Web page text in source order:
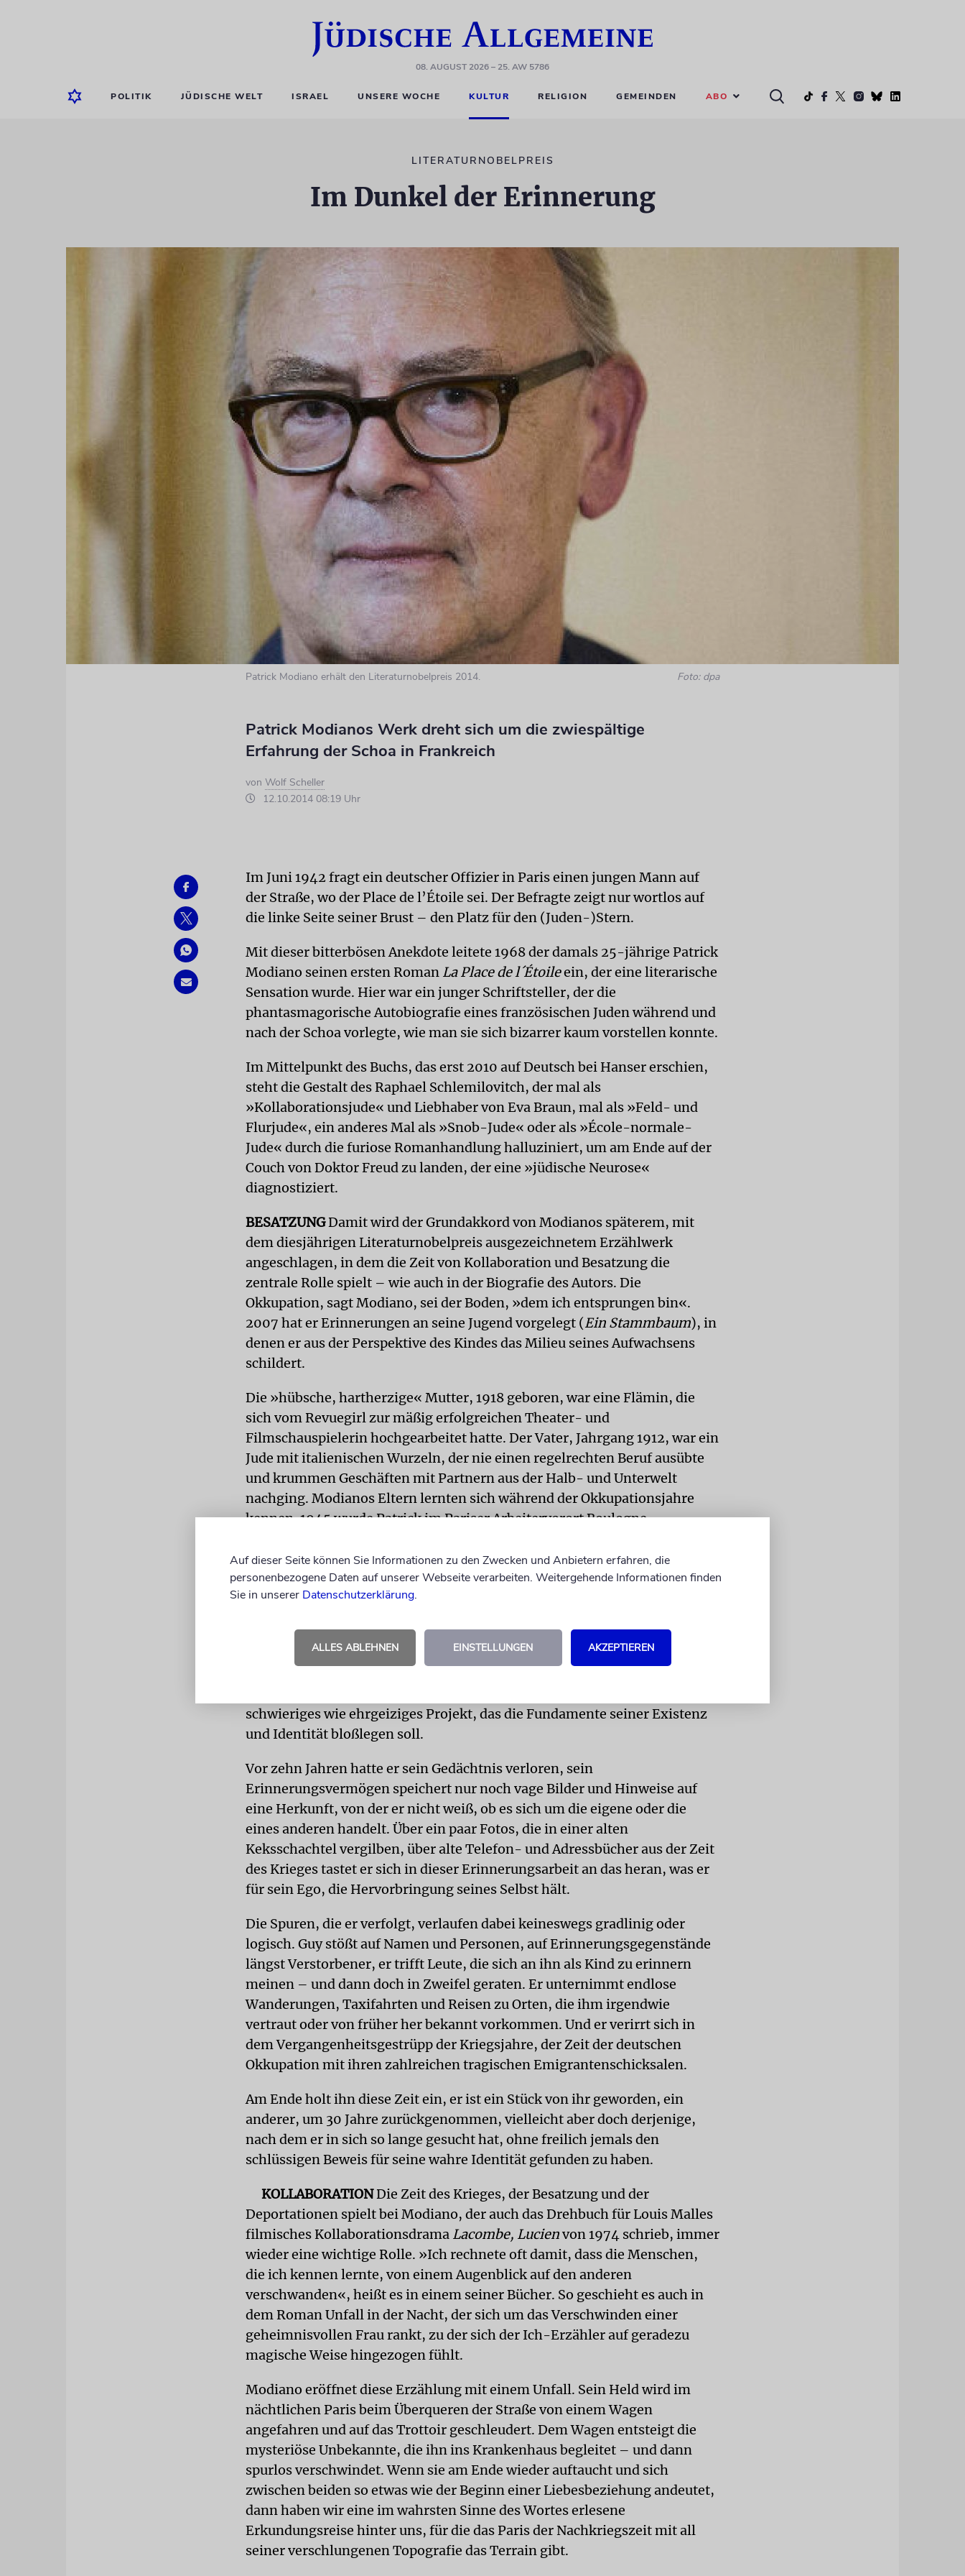
08. AUGUST 2026– 25. AW 5786
POLITIK JÜDISCHE WELT ISRAEL UNSERE WOCHE KULTUR RELIGION GEMEINDEN ABO
LITERATURNOBELPREIS
Im Dunkel der Erinnerung
Patrick Modiano erhält den Literaturnobelpreis 2014. Foto: dpa
Patrick Modianos Werk dreht sich um die zwiespältige
Erfahrung der Schoa in Frankreich
von Wolf Scheller
12.10.2014 08:19 Uhr
Im Juni 1942 fragt ein deutscher Offizier in Paris einen jungen Mann auf
der Straße, wo der Place de l’Étoile sei. Der Befragte zeigt nur wortlos auf
die linke Seite seiner Brust – den Platz für den (Juden-)Stern.
Mit dieser bitterbösen Anekdote leitete 1968 der damals 25-jährige Patrick
Modiano seinen ersten Roman La Place de l´Étoileein, der eine literarische
Sensation wurde. Hier war ein junger Schriftsteller, der die
phantasmagorische Autobiografie eines französischen Juden während und
nach der Schoa vorlegte, wie man sie sich bizarrer kaum vorstellen konnte.
Im Mittelpunkt des Buchs, das erst 2010 auf Deutsch bei Hanser erschien,
steht die Gestalt des Raphael Schlemilovitch, der mal als
»Kollaborationsjude« und Liebhaber von Eva Braun, mal als »Feld- und
Flurjude«, ein anderes Mal als »Snob-Jude« oder als »École-normale-
Jude« durch die furiose Romanhandlung halluziniert, um am Ende auf der
Couch von Doktor Freud zu landen, der eine »jüdische Neurose«
diagnostiziert.
BESATZUNGDamit wird der Grundakkord von Modianos späterem, mit
dem diesjährigen Literaturnobelpreis ausgezeichnetem Erzählwerk
angeschlagen, in dem die Zeit von Kollaboration und Besatzung die
zentrale Rolle spielt – wie auch in der Biografie des Autors. Die
Okkupation, sagt Modiano, sei der Boden, »dem ich entsprungen bin«.
2007 hat er Erinnerungen an seine Jugend vorgelegt (Ein Stammbaum), in
denen er aus der Perspektive des Kindes das Milieu seines Aufwachsens
schildert.
Die »hübsche, hartherzige« Mutter, 1918 geboren, war eine Flämin, die
sich vom Revuegirl zur mäßig erfolgreichen Theater- und
Filmschauspielerin hochgearbeitet hatte. Der Vater, Jahrgang 1912, war ein
Jude mit italienischen Wurzeln, der nie einen regelrechten Beruf ausübte
und krummen Geschäften mit Partnern aus der Halb- und Unterwelt
nachging. Modianos Eltern lernten sich während der Okkupationsjahre
kennen. 1945 wurde Patrick im Pariser Arbeitervorort Boulogne-
kümmerten sich so gut wie kaum um den Sohn. Das Kind wechselte von
einem Internat zum nächsten.
1979 schöpft Modiano aus dieser eigenen Biografie. Guy Roland, ein
junger Mann, arbeitet als Assistent in einer Pariser Detektei. Als sein Chef,
schwieriges wie ehrgeiziges Projekt, das die Fundamente seiner Existenz
und Identität bloßlegen soll.
Vor zehn Jahren hatte er sein Gedächtnis verloren, sein
Erinnerungsvermögen speichert nur noch vage Bilder und Hinweise auf
eine Herkunft, von der er nicht weiß, ob es sich um die eigene oder die
eines anderen handelt. Über ein paar Fotos, die in einer alten
Keksschachtel vergilben, über alte Telefon- und Adressbücher aus der Zeit
des Krieges tastet er sich in dieser Erinnerungsarbeit an das heran, was er
für sein Ego, die Hervorbringung seines Selbst hält.
Die Spuren, die er verfolgt, verlaufen dabei keineswegs gradlinig oder
logisch. Guy stößt auf Namen und Personen, auf Erinnerungsgegenstände
längst Verstorbener, er trifft Leute, die sich an ihn als Kind zu erinnern
meinen – und dann doch in Zweifel geraten. Er unternimmt endlose
Wanderungen, Taxifahrten und Reisen zu Orten, die ihm irgendwie
vertraut oder von früher her bekannt vorkommen. Und er verirrt sich in
dem Vergangenheitsgestrüpp der Kriegsjahre, der Zeit der deutschen
Okkupation mit ihren zahlreichen tragischen Emigrantenschicksalen.
Am Ende holt ihn diese Zeit ein, er ist ein Stück von ihr geworden, ein
anderer, um 30 Jahre zurückgenommen, vielleicht aber doch derjenige,
nach dem er in sich so lange gesucht hat, ohne freilich jemals den
schlüssigen Beweis für seine wahre Identität gefunden zu haben.
KOLLABORATIONDie Zeit des Krieges, der Besatzung und der
Deportationen spielt bei Modiano, der auch das Drehbuch für Louis Malles
filmisches Kollaborationsdrama Lacombe, Lucienvon 1974 schrieb, immer
wieder eine wichtige Rolle. »Ich rechnete oft damit, dass die Menschen,
die ich kennen lernte, von einem Augenblick auf den anderen
verschwanden«, heißt es in einem seiner Bücher. So geschieht es auch in
dem Roman Unfall in der Nacht, der sich um das Verschwinden einer
geheimnisvollen Frau rankt, zu der sich der Ich-Erzähler auf geradezu
magische Weise hingezogen fühlt.
Modiano eröffnet diese Erzählung mit einem Unfall. Sein Held wird im
nächtlichen Paris beim Überqueren der Straße von einem Wagen
angefahren und auf das Trottoir geschleudert. Dem Wagen entsteigt die
mysteriöse Unbekannte, die ihn ins Krankenhaus begleitet – und dann
spurlos verschwindet. Wenn sie am Ende wieder auftaucht und sich
zwischen beiden so etwas wie der Beginn einer Liebesbeziehung andeutet,
dann haben wir eine im wahrsten Sinne des Wortes erlesene
Erkundungsreise hinter uns, für die das Paris der Nachkriegszeit mit all
seiner verschlungenen Topografie das Terrain gibt.
Auf dieser Seite können Sie Informationen zu den Zwecken und Anbietern erfahren, die
personenbezogene Daten auf unserer Webseite verarbeiten. Weitergehende Informationen finden
Sie in unserer Datenschutzerklärung.
ALLES ABLEHNEN EINSTELLUNGEN AKZEPTIEREN